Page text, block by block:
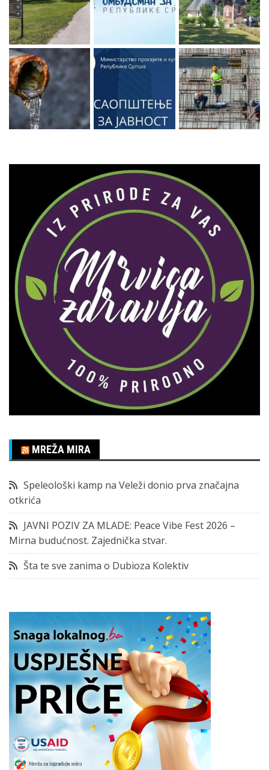
MREŽA MIRA
Speleološki kamp na Veleži donio prva značajna
otkrića
JAVNI POZIV ZA MLADE: Peace Vibe Fest 2026 –
Mirna budućnost. Zajednička stvar.
Šta te sve zanima o Dubioza Kolektiv